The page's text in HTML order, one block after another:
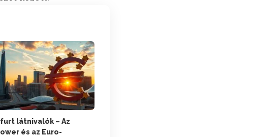
látnivalók – Az
és az Euro-